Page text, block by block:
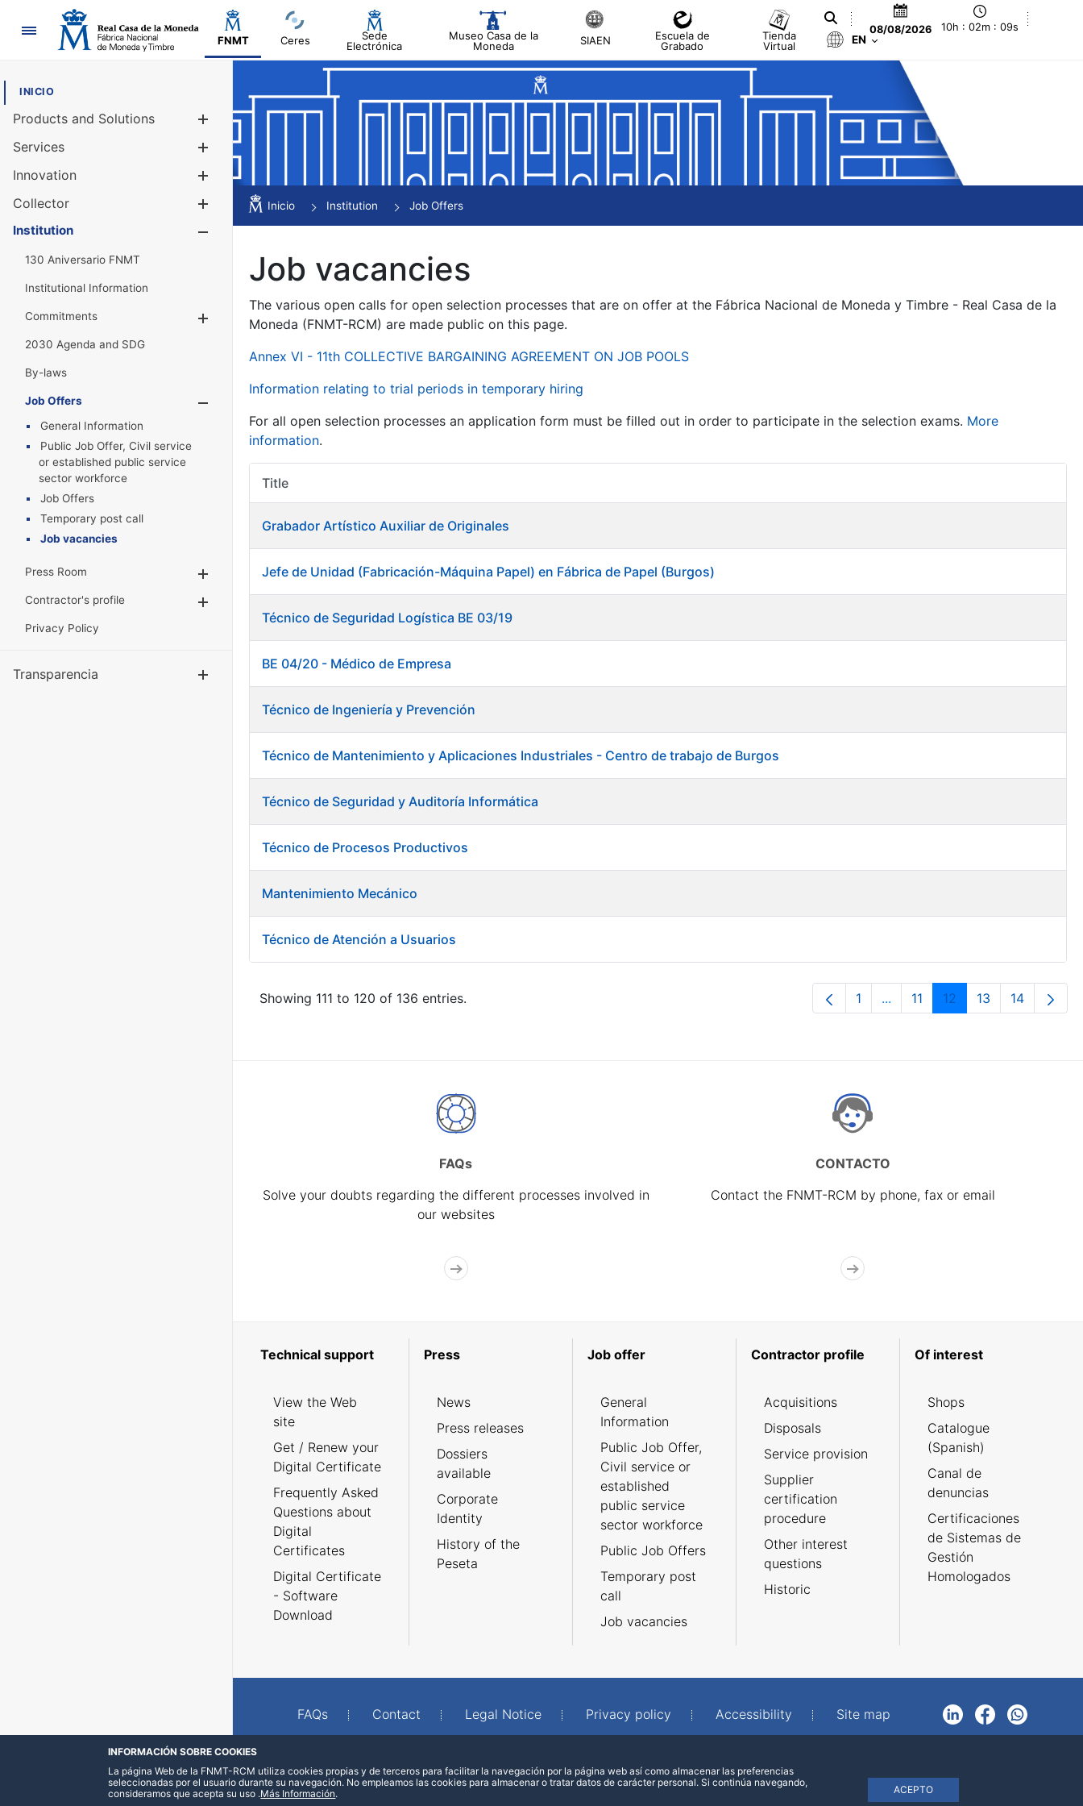
Navigation
FNMT Ceres
Sede
Electrónica
Museo Casa de la
Moneda
SIAEN
Escuela de
Grabado
Tienda
Virtual
08/08/2026 10h : 02m : 09s
EN
INICIO
Products and Solutions
Services
Innovation
Collector
Show/Hide
Institution
130 Aniversario FNMT
Institutional Information
Commitments
Show/Hide
2030 Agenda and SDG
By-laws
Job Offers
General Information
Public Job Offer, Civil service
or established public service
sector workforce
Job Offers
Temporary post call
Job vacancies
Press Room
Show/Hide
Contractor's profile
Privacy Policy
Transparencia
Inicio Institution Job Offers
Job vacancies
The various open calls for open selection processes that are on offer at the Fábrica Nacional de Moneda y Timbre - Real Casa de la
Moneda (FNMT-RCM) are made public on this page.
Annex VI - 11th COLLECTIVE BARGAINING AGREEMENT ON JOB POOLS
Information relating to trial periods in temporary hiring
For all open selection processes an application form must be filled out in order to participate in the selection exams. More
information.
Title
Item
Grabador Artístico Auxiliar de Originales
Jefe de Unidad (Fabricación-Máquina Papel) en Fábrica de Papel (Burgos)
Técnico de Seguridad Logística BE 03/19
BE 04/20 - Médico de Empresa
Técnico de Ingeniería y Prevención
Técnico de Mantenimiento y Aplicaciones Industriales - Centro de trabajo de Burgos
Técnico de Seguridad y Auditoría Informática
Técnico de Procesos Productivos
Mantenimiento Mecánico
Técnico de Atención a Usuarios
Showing 111 to 120 of 136 entries. Page
1 ...Intermediate Pages Use TAB to
Page
11 Page
12 Page
13 Page
14
FAQs
Solve your doubts regarding the different processes involved in
our websites
CONTACTO
Contact the FNMT-RCM by phone, fax or email
Technical support
View the Web
site
Get / Renew your
Digital Certificate
Frequently Asked
Questions about
Digital
Certificates
Digital Certificate
- Software
Download
Press
News
Press releases
Dossiers
available
Corporate
Identity
History of the
Peseta
Job offer
General
Information
Public Job Offer,
Civil service or
established
public service
sector workforce
Public Job Offers
Temporary post
call
Job vacancies
Contractor profile
Acquisitions
Disposals
Service provision
Supplier
certification
procedure
Other interest
questions
Historic
Of interest
Shops
Catalogue
(Spanish)
Canal de
denuncias
Certificaciones
de Sistemas de
Gestión
Homologados
FAQs Contact Legal Notice Privacy policy Accessibility Site map
LinkedInFacebookWhatsApp
INFORMACIÓN SOBRE COOKIES
La página Web de la FNMT-RCM utiliza cookies propias y de terceros para facilitar la navegación por la página web así como almacenar las preferencias
seleccionadas por el usuario durante su navegación. No empleamos las cookies para almacenar o tratar datos de carácter personal. Si continúa navegando,
consideramos que acepta su uso
ACEPTO
.Más Información.